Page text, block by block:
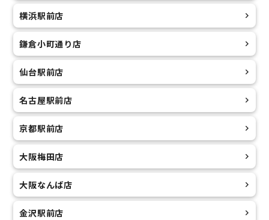
横浜駅前店
鎌倉小町通り店
仙台駅前店
名古屋駅前店
京都駅前店
大阪梅田店
大阪なんば店
金沢駅前店